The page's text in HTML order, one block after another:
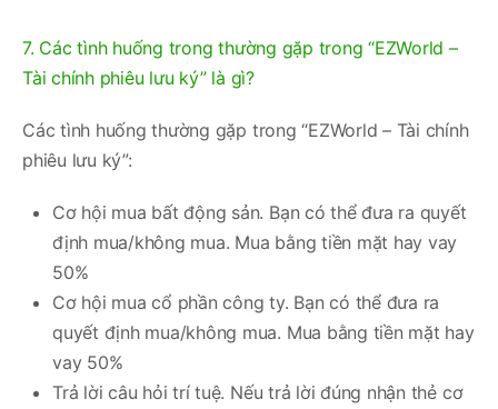
7. Các tình huống trong thường gặp trong “EZWorld –
Tài chính phiêu lưu ký” là gì?
Các tình huống thường gặp trong “EZWorld – Tài chính
phiêu lưu ký”:
Cơ hội mua bất động sản. Bạn có thể đưa ra quyết
định mua/không mua. Mua bằng tiền mặt hay vay
50%
Cơ hội mua cổ phần công ty. Bạn có thể đưa ra
quyết định mua/không mua. Mua bằng tiền mặt hay
vay 50%
Trả lời câu hỏi trí tuệ. Nếu trả lời đúng nhận thẻ cơ